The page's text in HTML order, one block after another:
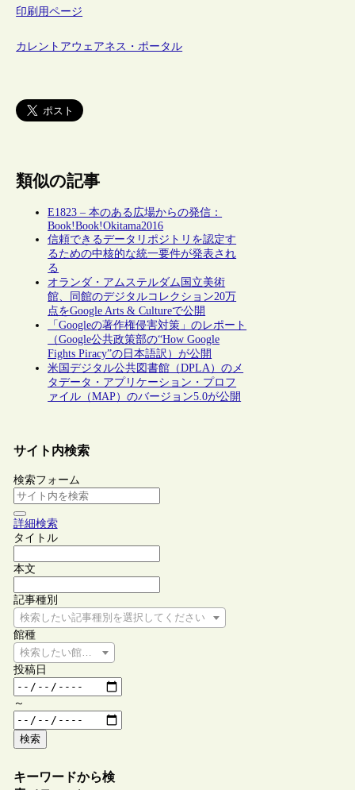
印刷用ページ
カレントアウェアネス・ポータル
類似の記事
E1823 – 本のある広場からの発信：
Book!Book!Okitama2016
信頼できるデータリポジトリを認定す
るための中核的な統一要件が発表され
る
オランダ・アムステルダム国立美術
館、同館のデジタルコレクション20万
点をGoogle Arts & Cultureで公開
「Googleの著作権侵害対策」のレポート
（Google公共政策部の“How Google
Fights Piracy”の日本語訳）が公開
米国デジタル公共図書館（DPLA）のメ
タデータ・アプリケーション・プロフ
ァイル（MAP）のバージョン5.0が公開
サイト内検索
検索フォーム
詳細検索
タイトル
本文
記事種別
検索したい記事種別を選択してください
館種
検索したい館種を選択してください
投稿日
～
検索
キーワードから検